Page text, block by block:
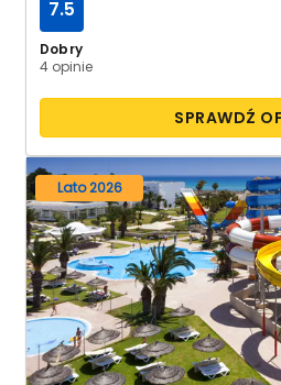
Dobry
4 opinie
7.5
SPRAWDŹ
Lato 2026